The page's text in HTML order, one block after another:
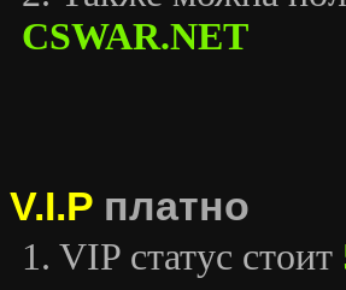
CSWAR.NET
V.I.P платно
1. VIP статус стоит